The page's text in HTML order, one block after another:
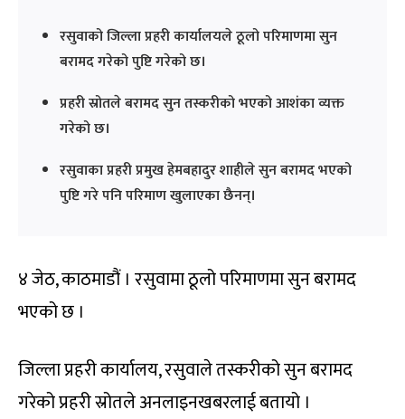
रसुवाको जिल्ला प्रहरी कार्यालयले ठूलो परिमाणमा सुन
बरामद गरेको पुष्टि गरेको छ।
प्रहरी स्रोतले बरामद सुन तस्करीको भएको आशंका व्यक्त
गरेको छ।
रसुवाका प्रहरी प्रमुख हेमबहादुर शाहीले सुन बरामद भएको
पुष्टि गरे पनि परिमाण खुलाएका छैनन्।
४ जेठ, काठमाडौं । रसुवामा ठूलो परिमाणमा सुन बरामद
भएको छ ।
जिल्ला प्रहरी कार्यालय, रसुवाले तस्करीको सुन बरामद
गरेको प्रहरी स्रोतले अनलाइनखबरलाई बतायो ।